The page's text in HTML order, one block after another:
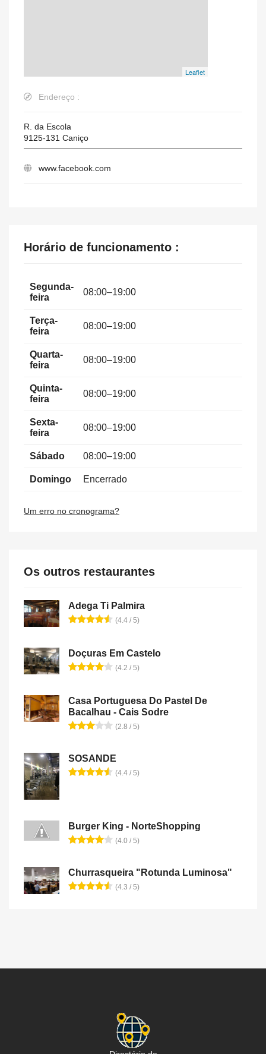
Leaflet
Endereço :
R. da Escola
9125-131 Caniço
www.facebook.com
Horário de funcionamento :
Segunda-
feira
08:00–19:00
Terça-
feira
08:00–19:00
Quarta-
feira
08:00–19:00
Quinta-
feira
08:00–19:00
Sexta-
feira
08:00–19:00
Sábado 08:00–19:00
Domingo Encerrado
Um erro no cronograma?
Os outros restaurantes
Adega Ti Palmira
(4.4 / 5)
Doçuras Em Castelo
(4.2 / 5)
Casa Portuguesa Do Pastel De
Bacalhau - Cais Sodre
(2.8 / 5)
SOSANDE
(4.4 / 5)
Burger King - NorteShopping
(4.0 / 5)
Churrasqueira "Rotunda Luminosa"
(4.3 / 5)